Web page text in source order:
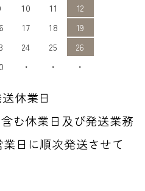
10 11
12
17 18
19
24 25
26
・ ・ ・
休業日
む休業日及び発送業務
日に順次発送させて